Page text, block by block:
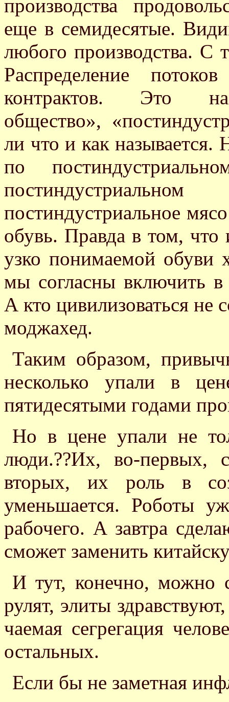
производства
еще в семидесятые.
любого производства. С
Распределение
контрактов. Это
общество»,
ли что и как называется.
по
постиндустриальное
обувь. Правда в том,
узко понимаемой обуви
мы согласны включить
А кто цивилизоваться не
моджахед.
Таким образом,
несколько упали в
пятидесятыми годами
Но в цене упали не
люди.??Их, во-первых,
вторых, их роль в
уменьшается. Роботы
рабочего. А завтра
сможет заменить
И тут, конечно, можно
рулят, элиты
чаемая сегрегация
остальных.
Если бы не заметная